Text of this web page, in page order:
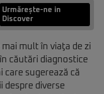
Urmărește-ne in
Discover
mult în viaţa de zi
căutări diagnostice
sugerează că
diverse